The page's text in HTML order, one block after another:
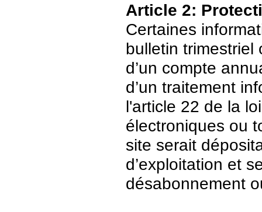
Article 2:
Certaines
bulletin trimestriel
d’un compte
d’un traitement
l'article 22 de la
électroniques ou
site serait
d’exploitation et
désabonnement